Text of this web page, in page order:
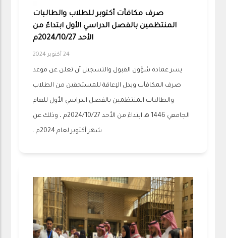
صرف مكافآت أكتوبر للطلاب والطالبات
المنتظمين بالفصل الدراسي الأول ابتداءً من
الأحد 2024/10/27م
24 أكتوبر 2024
يسر عمادة شؤون القبول والتسجيل أن تعلن عن موعد
صرف المكافآت وبدل الإعاقة للمستحقين من الطلاب
والطالبات المنتظمين بالفصل الدراسي الأول للعام
الجامعي 1446 هـ ابتداءً من الأحد 2024/10/27م ، وذلك عن
شهر أكتوبر لعام 2024م .